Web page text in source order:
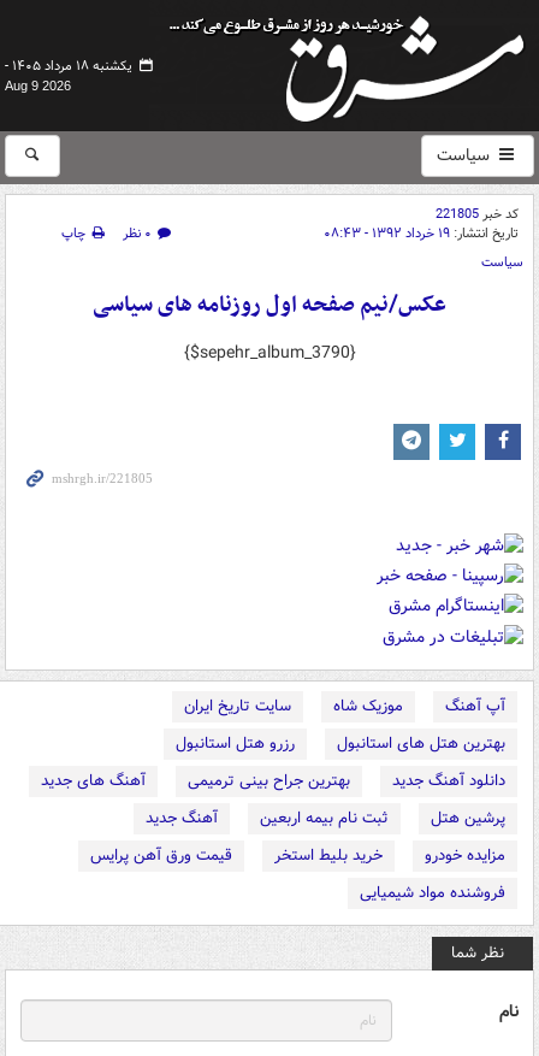
یکشنبه ۱۸ مرداد ۱۴۰۵ -
Aug 9 2026
سیاست
کد خبر221805
تاریخ انتشار: ۱۹ خرداد ۱۳۹۲ - ۰۸:۴۳ ۰ نظر
چاپ
سیاست
عکس/نیم صفحه اول روزنامه های سیاسی
{$sepehr_album_3790}
آپ آهنگ موزیک شاه
سایت تاریخ ایران
بهترین هتل های استانبول
رزرو هتل استانبول
دانلود آهنگ جدید
بهترین جراح بینی ترمیمی
آهنگ های جدید
پرشین هتل
ثبت نام بیمه اربعین
آهنگ جدید
مزایده خودرو
خرید بلیط استخر
قیمت ورق آهن پرایس
فروشنده مواد شیمیایی
نظر شما
نام